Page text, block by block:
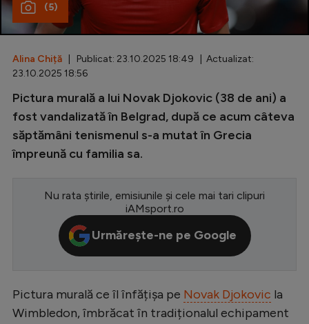
Special
Diverse
Inedit
Champions League
Conference League
CM 2026
Premier League
Serie A
(5)
Alina Chiță | Publicat: 23.10.2025 18:49 | Actualizat:
23.10.2025 18:56
Pictura murală a lui Novak Djokovic (38 de ani) a
fost vandalizată în Belgrad, după ce acum câteva
săptămâni tenismenul s-a mutat în Grecia
împreună cu familia sa.
Nu rata știrile, emisiunile și cele mai tari clipuri
iAMsport.ro
Urmărește-ne pe Google
Pictura murală ce îl înfățișa pe Novak Djokovic la
Wimbledon, îmbrăcat în tradiționalul echipament